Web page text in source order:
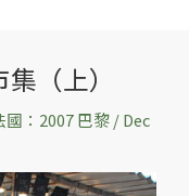
（上）
國：2007 巴黎/Dec